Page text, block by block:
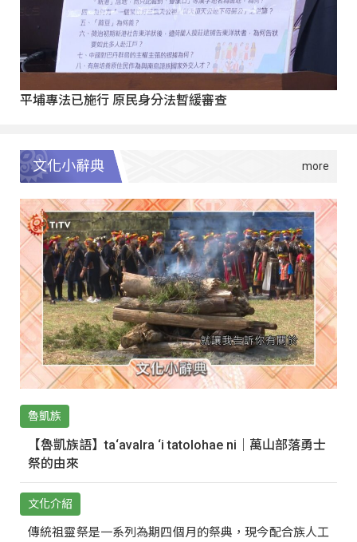
平埔專法已施行 原民身分法暫緩審查
文化小辭典
魯凱族
【魯凱族語】ta‘avalra ‘i tatolohae ni｜萬山部落勇士
祭的由來
文化介紹
傳統祖靈祭是一系列為期四個月的祭典，現今配合族人工